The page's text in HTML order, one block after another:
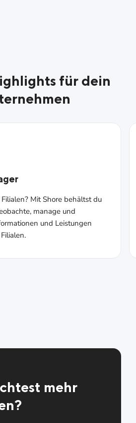
für dein
Mit Shore behältst du
manage und
und Leistungen
mehr